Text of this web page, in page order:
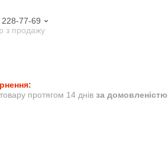
77-69
з продажу
протягом 14 днів за домовленістю